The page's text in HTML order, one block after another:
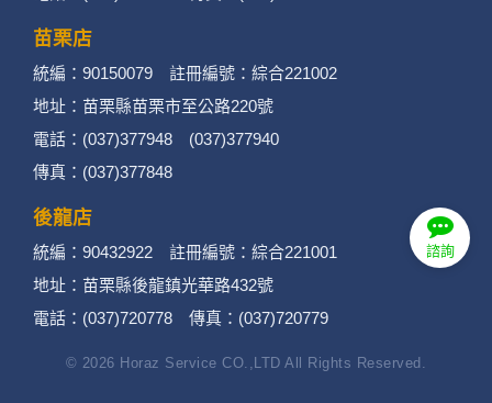
諮詢
苗栗店
統編：90150079 註冊編號：綜合221002
地址：苗栗縣苗栗市至公路220號
電話：(037)377948 (037)377940
傳真：(037)377848
後龍店
統編：90432922 註冊編號：綜合221001
地址：苗栗縣後龍鎮光華路432號
電話：(037)720778 傳真：(037)720779
© 2026 Horaz Service CO.,LTD All Rights Reserved.